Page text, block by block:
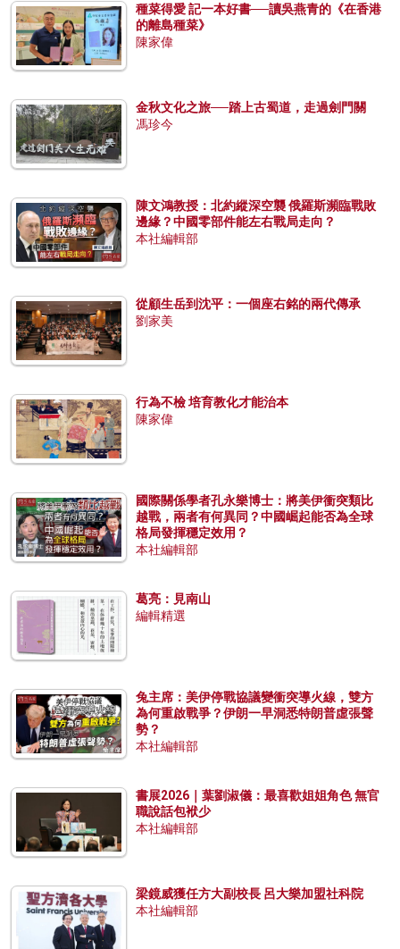
種菜得愛 記一本好書──讀吳燕青的《在香港
的離島種菜》
陳家偉
金秋文化之旅──踏上古蜀道，走過劍門關
馮珍今
陳文鴻教授：北約縱深空襲 俄羅斯瀕臨戰敗
邊緣？中國零部件能左右戰局走向？
本社編輯部
從顧生岳到沈平：一個座右銘的兩代傳承
劉家美
行為不檢 培育教化才能治本
陳家偉
國際關係學者孔永樂博士：將美伊衝突類比
越戰，兩者有何異同？中國崛起能否為全球
格局發揮穩定效用？
本社編輯部
葛亮：見南山
編輯精選
兔主席：美伊停戰協議變衝突導火線，雙方
為何重啟戰爭？伊朗一早洞悉特朗普虛張聲
勢？
本社編輯部
書展2026｜葉劉淑儀：最喜歡姐姐角色 無官
職說話包袱少
本社編輯部
梁鏡威獲任方大副校長 呂大樂加盟社科院
本社編輯部